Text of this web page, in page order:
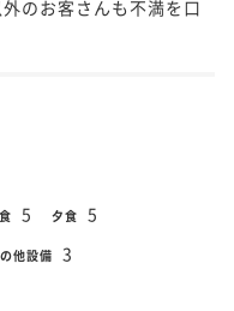
のお客さんも不満を口
5 夕食 5
他設備 3